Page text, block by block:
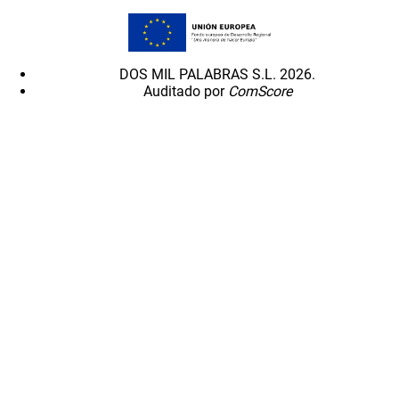
DOS MIL PALABRAS S.L. 2026.
Auditado por ComScore